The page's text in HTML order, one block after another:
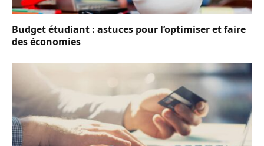
Budget étudiant : astuces pour l’optimiser et faire
des économies